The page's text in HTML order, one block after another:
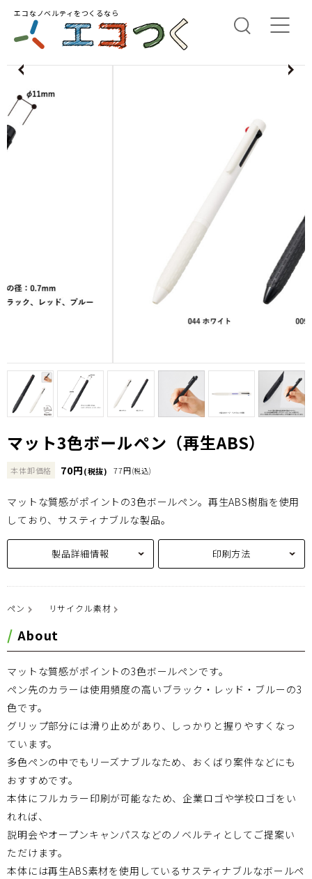
エコなノベルティをつくるなら
マット3色ボールペン（再生ABS）
本体卸価格 70円(税抜) 77円(税込)
マットな質感がポイントの3色ボールペン。再生ABS樹脂を使用
しており、サスティナブルな製品。
製品詳細情報 印刷方法
ペン リサイクル素材
About
マットな質感がポイントの3色ボールペンです。
ペン先のカラーは使用頻度の高いブラック・レッド・ブルーの3
色です。
グリップ部分には滑り止めがあり、しっかりと握りやすくなっ
ています。
多色ペンの中でもリーズナブルなため、おくばり案件などにも
おすすめです。
本体にフルカラー印刷が可能なため、企業ロゴや学校ロゴをい
れれば、
説明会やオープンキャンパスなどのノベルティとしてご提案い
ただけます。
本体には再生ABS素材を使用しているサスティナブルなボールペ